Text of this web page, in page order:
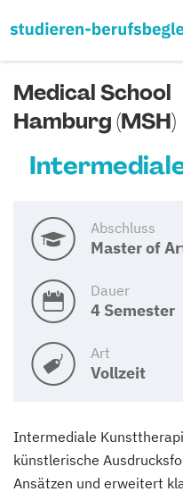
Medical School
Hamburg (MSH)
Abschluss
Master of
Dauer
4 Semester
Art
Vollzeit
Intermediale
künstlerische
Ansätzen und erweitert